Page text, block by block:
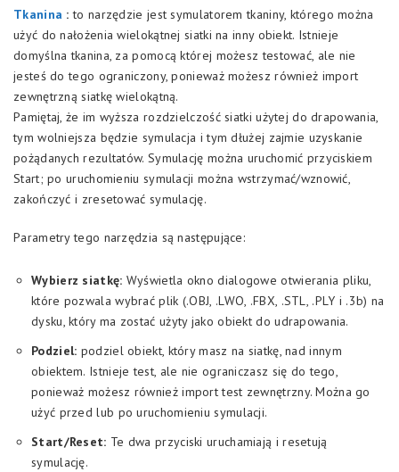
Tkanina : to narzędzie jest symulatorem tkaniny, którego można
użyć do nałożenia wielokątnej siatki na inny obiekt. Istnieje
domyślna tkanina, za pomocą której możesz testować, ale nie
jesteś do tego ograniczony, ponieważ możesz również import
zewnętrzną siatkę wielokątną.
Pamiętaj, że im wyższa rozdzielczość siatki użytej do drapowania,
tym wolniejsza będzie symulacja i tym dłużej zajmie uzyskanie
pożądanych rezultatów. Symulację można uruchomić przyciskiem
Start; po uruchomieniu symulacji można wstrzymać/wznowić,
zakończyć i zresetować symulację.
Parametry tego narzędzia są następujące:
Wybierz siatkę: Wyświetla okno dialogowe otwierania pliku,
które pozwala wybrać plik (.OBJ, .LWO, .FBX, .STL, .PLY i .3b) na
dysku, który ma zostać użyty jako obiekt do udrapowania.
Podziel: podziel obiekt, który masz na siatkę, nad innym
obiektem. Istnieje test, ale nie ograniczasz się do tego,
ponieważ możesz również import test zewnętrzny. Można go
użyć przed lub po uruchomieniu symulacji.
Start/Reset: Te dwa przyciski uruchamiają i resetują
symulację.